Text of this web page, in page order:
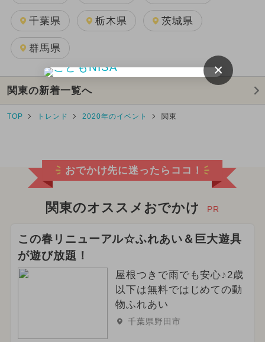
千葉県 栃木県 茨城県
群馬県
関東の新着一覧へ
TOP トレンド 2020年のイベント 関東
おでかけ先に迷ったらココ！
関東のオススメおでかけ PR
この春リニューアル☆ふれあい＆巨大遊具
が遊び放題！
屋根つきで雨でも安心♪2歳
以下は無料ではじめての動
物ふれあい
千葉県野田市
×